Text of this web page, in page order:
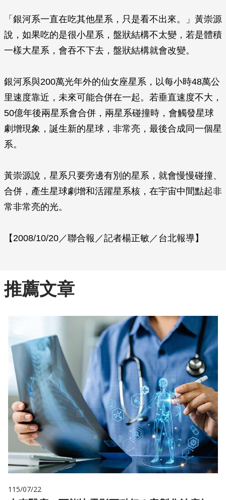
「銀河系一直在吃其他星系，只是看不出來。」黃崇源
說，如果吃的是很小星系，盤狀結構不太變，若是體積
一樣大星系，會吞不下去，盤狀結構就會改變。
銀河系與200萬光年外的仙女座星系，以每小時48萬公
里速度靠近，未來可能合併在一起。若垂直速度不大，
50億年後兩星系會合併，兩星系碰撞時，會觸發星球
劇增現象，誕生新的星球，非常亮，最後合成同一個星
系。
黃崇源說，星系只要旁邊有別的星系，就會慢慢碰撞、
合併，產生星球劇增和活躍星系核，在宇宙中間點起非
常非常亮的光。
【2008/10/20／聯合報／記者楊正敏／台北報導】
推薦文章
115/07/22